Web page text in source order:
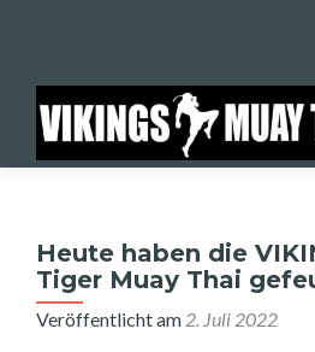
Heute haben die
Tiger Muay Thai
Veröffentlicht am 2. Juli 2022